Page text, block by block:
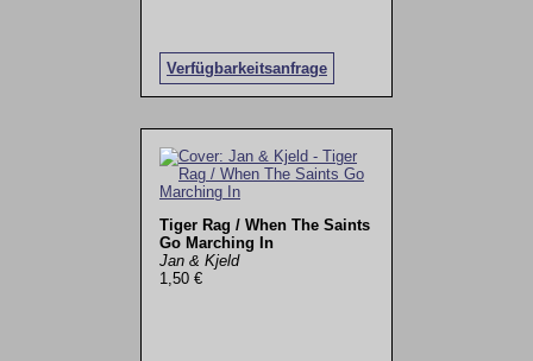
Verfügbarkeitsanfrage
Tiger Rag / When The Saints
Go Marching In
Jan & Kjeld
1,50 €